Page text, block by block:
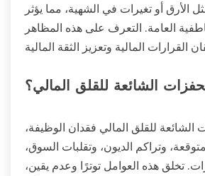
أو تغيرات في الشهية، مما يؤثر
العامة. التعرف على هذه المظاهر
الشائعة للقلق المالي؟
للقلق المالي فقدان الوظيفة،
وتراكم الديون، وتقلبات السوق،
تخلق هذه العوامل توترًا وعدم يقين،